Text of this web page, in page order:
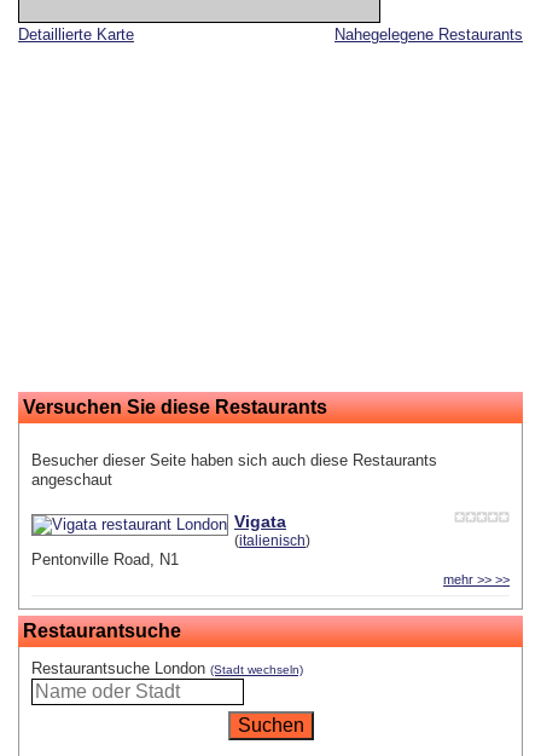
Nahegelegene Restaurants
Detaillierte Karte
Versuchen Sie diese Restaurants
Besucher dieser Seite haben sich auch diese Restaurants
angeschaut
Vigata
(italienisch)
Pentonville Road, N1
mehr >> >>
Restaurantsuche
Restaurantsuche London (Stadt wechseln)